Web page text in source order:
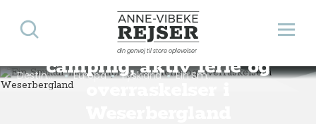
Anne-Vibeke Rejser
din genvej til store oplevelser
Åbn
Søg
Ein Smuttur med
camping, aktiv ferie og
Destinationer Europa Tyskland Ein Smuttur med camping, aktiv ferie og overraskelser i Weserbergland